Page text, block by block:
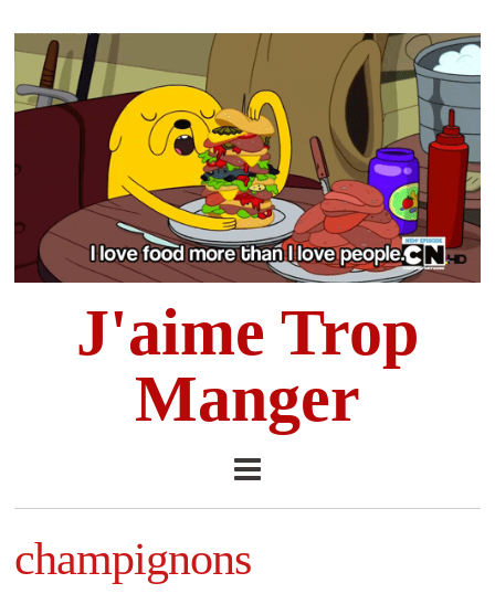
J'aime Trop
Manger
champignons